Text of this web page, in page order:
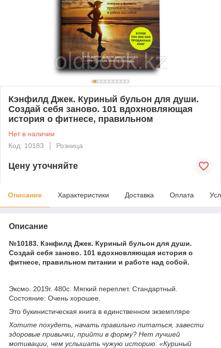
Кэнфилд Джек. Куриный бульон для души.
Создай себя заново. 101 вдохновляющая
история о фитнесе, правильном
Нет в наличии
Код: 10183
Розница
Цену уточняйте
Описание Характеристики Доставка Оплата
Описание
№10183. Кэнфилд Джек. Куриный бульон для души.
Создай себя заново. 101 вдохновляющая история о
фитнесе, правильном питании и работе над собой.
Эксмо. 2019г. 480с. Мягкий переплет. Стандартный.
Состояние: Очень хорошее.
Это букинистическая книга в единственном экземпляре
Хотите похудеть, начать правильно питаться, завести
здоровые привычки, прийти в форму? Нет лучшей
мотивации, чем услышать чужую историю. «Куриный